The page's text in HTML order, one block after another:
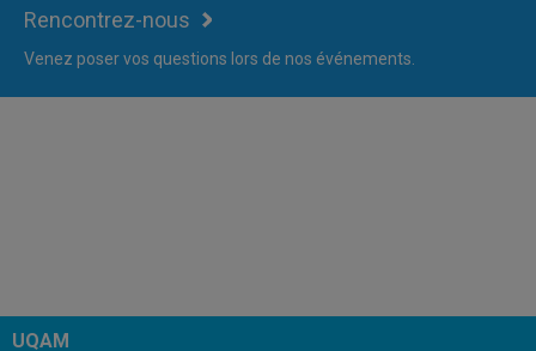
Rencontrez-nous
Venez poser vos questions lors de nos événements.
UQAM